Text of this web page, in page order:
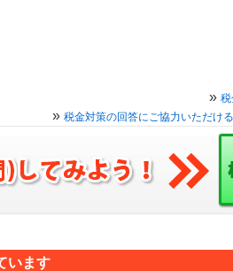
»
» 税金対策の回答にご協力いただけ
います